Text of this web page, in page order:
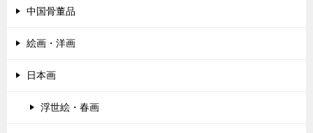
ー
ン
中国骨董品
絵画・洋画
日本画
浮世絵・春画